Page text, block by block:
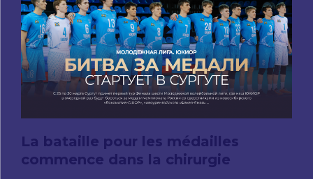
La bataille pour les médailles
commence dans la chirurgie